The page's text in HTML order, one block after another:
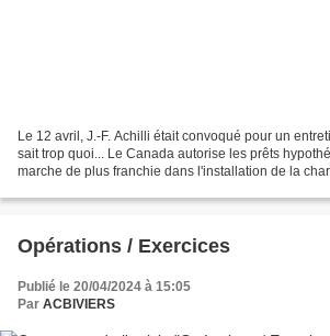
Le 12 avril, J.-F. Achilli était convoqué pour un
sait trop quoi... Le Canada autorise les prêts
marche de plus franchie dans l'installation de la
Opérations / Exercices
Publié le 20/04/2024 à 15:05
Par ACBIVIERS